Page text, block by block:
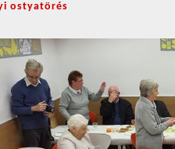
ostyatörés